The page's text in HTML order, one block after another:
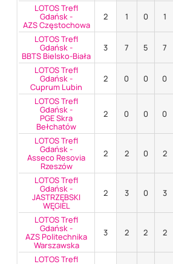
LOTOS Trefl
Gdańsk -
AZS Częstochowa
2 1 0 1
LOTOS Trefl
Gdańsk -
BBTS Bielsko-Biała
3 7 5 7
LOTOS Trefl
Gdańsk -
Cuprum Lubin
2 0 0 0
LOTOS Trefl
Gdańsk -
PGE Skra
Bełchatów
2 0 0 0
LOTOS Trefl
Gdańsk -
Asseco Resovia
Rzeszów
2 2 0 2
LOTOS Trefl
Gdańsk -
JASTRZĘBSKI
WĘGIEL
2 3 0 3
LOTOS Trefl
Gdańsk -
AZS Politechnika
Warszawska
3 2 2 2
LOTOS Trefl